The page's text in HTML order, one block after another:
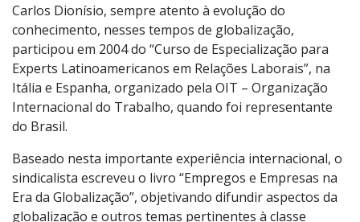
Carlos Dionísio, sempre atento à evolução do
conhecimento, nesses tempos de globalização,
participou em 2004 do “Curso de Especialização para
Experts Latinoamericanos em Relações Laborais”, na
Itália e Espanha, organizado pela OIT – Organização
Internacional do Trabalho, quando foi representante
do Brasil.
Baseado nesta importante experiência internacional, o
sindicalista escreveu o livro “Empregos e Empresas na
Era da Globalização”, objetivando difundir aspectos da
globalização e outros temas pertinentes à classe